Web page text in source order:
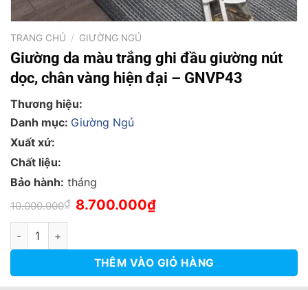
TRANG CHỦ / GIƯỜNG NGỦ
Giường da màu trắng ghi đầu giường nút
dọc, chân vàng hiện đại – GNVP43
Thương hiệu:
Danh mục: Giường Ngủ
Xuất xứ:
Chất liệu:
Bảo hành: tháng
10.000.000₫ Giá
gốc
8.700.000₫Giá
hiện
Giường da màu trắng ghi đầu giường nút dọc, chân vàng hiện
THÊM VÀO GIỎ HÀNG